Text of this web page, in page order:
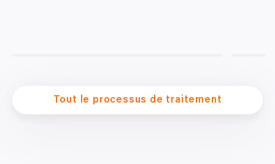
Tout le processus de traitement